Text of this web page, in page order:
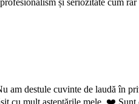
și seriozitate cum
am destule cuvinte de laudă în